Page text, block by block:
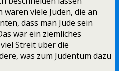
waren viele Juden, die an
dass man Jude sein
war ein ziemliches
Streit über die
was zum Judentum dazu